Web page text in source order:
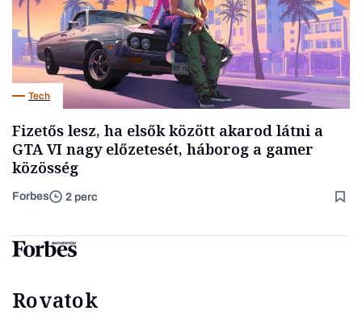
Tech
Fizetős lesz, ha elsők között akarod látni a
GTA VI nagy előzetesét, háborog a gamer
közösség
Forbes 2 perc
Rovatok